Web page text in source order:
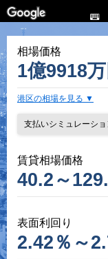
相場価格
1億9918
港区の相場を見る
支払いシミュレーショ
賃貸相場価格
40.2～
表面利回り
2.42％～